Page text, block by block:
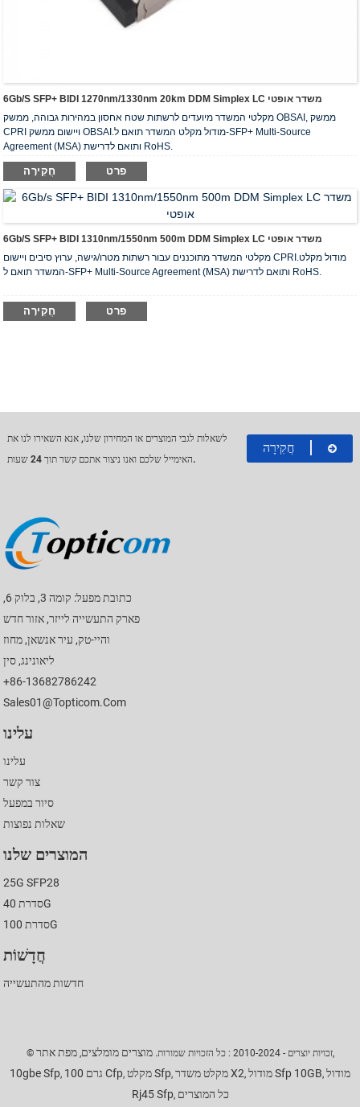
6Gb/s SFP+ BIDI 1270nm/1330nm 20km DDM Simplex LC משדר אופטי
מקלטי המשדר מיועדים לרשתות שטח אחסון במהירות גבוהה, ממשק OBSAI, ממשק
CPRI ויישום ממשק OBSAI.מודול מקלט המשדר תואם ל-SFP+ Multi-Source
Agreement (MSA) ותואם לדרישת RoHS.
חֲקִירָה פרט
6Gb/s SFP+ BIDI 1310nm/1550nm 500m DDM Simplex LC משדר אופטי
מקלטי המשדר מתוכננים עבור רשתות מטרו/גישה, ערוץ סיבים ויישום CPRI.מודול מקלט
המשדר תואם ל-SFP+ Multi-Source Agreement (MSA) ותואם לדרישת RoHS.
חֲקִירָה פרט
לשאלות לגבי המוצרים או המחירון שלנו, אנא השאירו לנו את
האימייל שלכם ואנו ניצור אתכם קשר תוך 24 שעות.
חֲקִירָה
כתובת מפעל: קומה 3, בלוק 6,
פארק התעשייה לייזר, אזור חדש
והיי-טק, עיר אנשאן, מחוז
ליאונינג, סין
+86-13682786242
Sales01@topticom.com
עלינו
עלינו
צור קשר
סיור במפעל
שאלות נפוצות
המוצרים שלנו
25G SFP28
סדרת 40G
סדרת 100G
חֲדָשׁוֹת
חדשות מהתעשייה
© זכויות יוצרים - 2010-2024 : כל הזכויות שמורות. מוצרים מומלצים,מפת אתר ,
10gbe Sfp, 100 גרם Cfp, מקלט Sfp, מקלט משדר X2, מודול Sfp 10GB, מודול
Rj45 Sfp, כל המוצרים